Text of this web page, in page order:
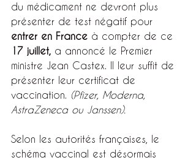
du médicament ne devront plus
présenter de test négatif pour
entrer en France à compter de ce
17 juillet, a annoncé le Premier
ministre Jean Castex. Il leur suffit de
présenter leur certificat de
vaccination. (Pfizer, Moderna,
AstraZeneca ou Janssen).
Selon les autorités françaises, le
schéma vaccinal est désormais